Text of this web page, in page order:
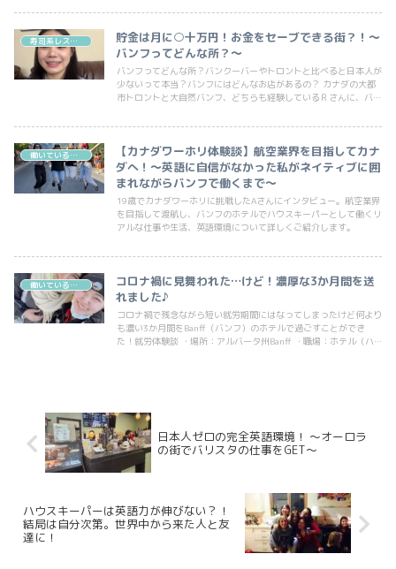
寿司系レストラン
貯金は月に○十万円！お金をセーブできる街？！～
バンフってどんな所？～
バンフってどんな所？バンクーバーやトロントと比べると日本人が
少ないって本当？バンフにはどんなお店があるの？ カナダの大都
市トロントと大自然バンフ、どちらも経験しているＲさんに、バン
働いている人インタビュー（ホスピタリティ）
【カナダワーホリ体験談】航空業界を目指してカナ
ダへ！～英語に自信がなかった私がネイティブに囲
まれながらバンフで働くまで～
19歳でカナダワーホリに挑戦したAさんにインタビュー。航空業界
を目指して渡航し、バンフのホテルでハウスキーパーとして働くリ
アルな仕事や生活、英語環境について詳しくご紹介します。
働いている人インタビュー（ホスピタリティ）
コロナ禍に見舞われた…けど！濃厚な3か月間を送
れました♪
コロナ禍で残念ながら短い就労期間にはなってしまったけど何より
も濃い3か月間をBanff（バンフ）のホテルで過ごすことができ
た！就労体験談 ・場所：アルバータ州Banff ・職場：ホテル（ハ
日本人ゼロの完全英語環境！ ～オーロラ
の街でバリスタの仕事をGET～
ハウスキーパーは英語力が伸びない？！
結局は自分次第。世界中から来た人と友
達に！